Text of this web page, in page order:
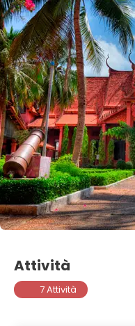
Attività
7 Attività